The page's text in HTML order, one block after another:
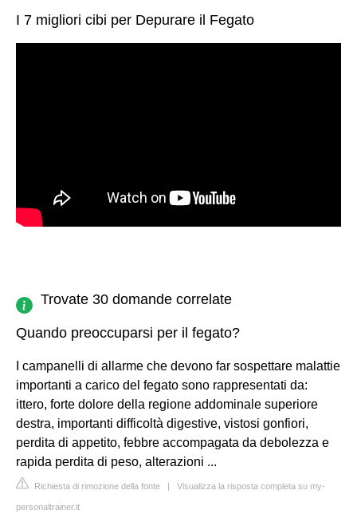
I 7 migliori cibi per Depurare il Fegato
Trovate 30 domande correlate
Quando preoccuparsi per il fegato?
I campanelli di allarme che devono far sospettare malattie
importanti a carico del fegato sono rappresentati da:
ittero, forte dolore della regione addominale superiore
destra, importanti difficoltà digestive, vistosi gonfiori,
perdita di appetito, febbre accompagata da debolezza e
rapida perdita di peso, alterazioni ...
Richiesta di rimozione della fonte | Visualizza la risposta completa su my-
personaltrainer.it